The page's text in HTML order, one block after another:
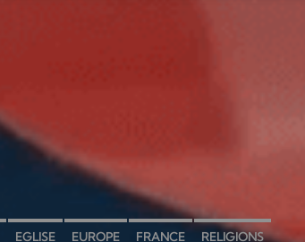
EGLISE EUROPE FRANCE RELIGIONS